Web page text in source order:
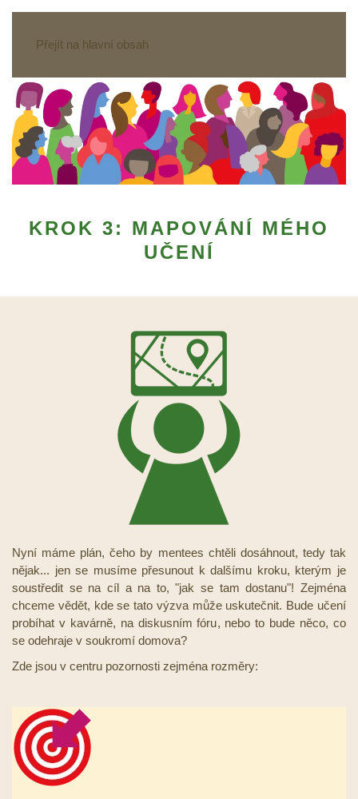
Přejít na hlavní obsah
KROK 3: MAPOVÁNÍ MÉHO
UČENÍ
Nyní máme plán, čeho by mentees chtěli dosáhnout, tedy tak
nějak... jen se musíme přesunout k dalšímu kroku, kterým je
soustředit se na cíl a na to, "jak se tam dostanu"! Zejména
chceme vědět, kde se tato výzva může uskutečnit. Bude učení
probíhat v kavárně, na diskusním fóru, nebo to bude něco, co
se odehraje v soukromí domova?
Zde jsou v centru pozornosti zejména rozměry: